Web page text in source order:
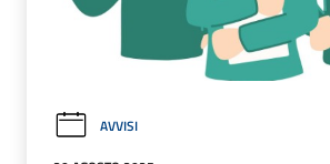
AVVISI